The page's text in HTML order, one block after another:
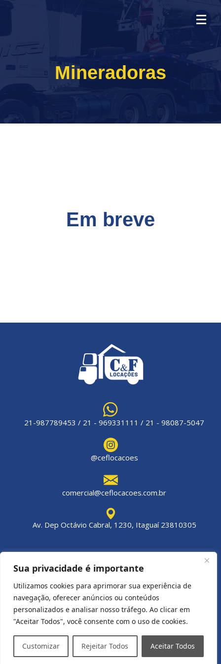
Sua privacidade é importante
Utilizamos cookies para aprimorar sua experiência de
navegação, oferecer anúncios ou conteúdos
personalizados e analisar nosso tráfego. Ao clicar em
"Aceitar Todos", você consente com o uso de cookies.
Customizar Rejeitar Todos Aceitar Todos
Mineradoras
Em breve
21-987789453 / 21 - 969331111 / 21 - 98087-5047
@ceflocacoes
comercial@ceflocacoes.com.br
Av. Dep Octávio Cabral, 1230, Itaguaí 23810305
C&F Locações © Todos os direitos reservados.